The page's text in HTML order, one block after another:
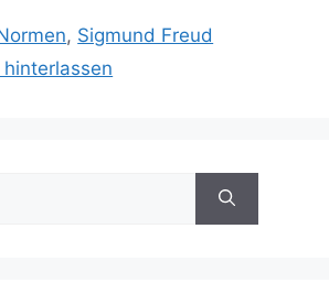
, Sigmund Freud